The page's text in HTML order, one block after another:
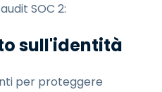
SOC 2:
sull'identità
per proteggere